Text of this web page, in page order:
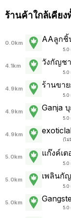
ร้านค้าใกล้เคียง
0.0km AAลูกชิ้
5.0
4.1km วังกัญช
5.0
4.9km ร้านขา
5.0
4.9km Ganja
5.0
4.9km
(ไม่
5.0km แก๊งค์เต
5.0
5.0km เพลินกั
5.0
5.0km
5.0